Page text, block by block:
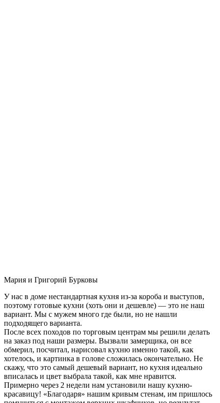
Мария и Григорий Бурковы
У нас в доме нестандартная кухня из-за короба и выступов,
поэтому готовые кухни (хоть они и дешевле) — это не наш
вариант. Мы с мужем много где были, но не нашли
подходящего варианта.
После всех походов по торговым центрам мы решили делать
на заказ под наши размеры. Вызвали замерщика, он все
обмерил, посчитал, нарисовал кухню именно такой, как
хотелось, и картинка в голове сложилась окончательно. Не
скажу, что это самый дешевый вариант, но кухня идеально
вписалась и цвет выбрала такой, как мне нравится.
Примерно через 2 недели нам установили нашу кухню-
красавицу! «Благодаря» нашим кривым стенам, им пришлось